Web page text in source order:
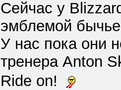
Сейчас у
эмблемой
У нас пока они
тренера Anton
Ride on!